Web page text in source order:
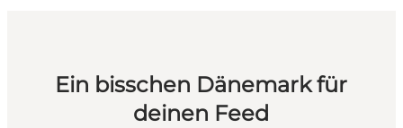
Ein bisschen Dänemark für
deinen Feed